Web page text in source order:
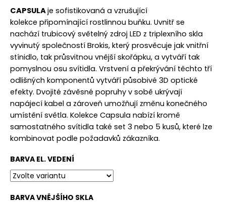
hvězdiček.
CAPSULAje sofistikovaná a vzrušující
kolekce připomínající rostlinnou buňku. Uvnitř se
nachází trubicový světelný zdroj LED z triplexního skla
vyvinutý společností Brokis, který prosvěcuje jak vnitřní
stínidlo, tak průsvitnou vnější skořápku, a vytváří tak
pomyslnou osu svítidla. Vrstvení a překrývání těchto tří
odlišných komponentů vytváří působivé 3D optické
efekty. Dvojité závěsné popruhy v sobě ukrývají
napájecí kabel a zároveň umožňují změnu konečného
umístění světla. Kolekce Capsula nabízí kromě
samostatného svítidla také set 3 nebo 5 kusů, které lze
kombinovat podle požadavků zákazníka.
BARVA EL. VEDENÍ
BARVA VNĚJŠÍHO SKLA
D
o
p
o
r
u
č
u
j
e
m
e